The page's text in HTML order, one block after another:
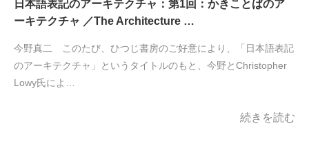
日本語表記のアーキテクチャ：第1回：かきことばのア
ーキテクチャ ／The Architecture …
今野真二 このたび、ひつじ書房のご好意により、「日本語表記
のアーキテクチャ」というタイトルのもと、今野とChristopher
Lowy氏によ…
続きを読む